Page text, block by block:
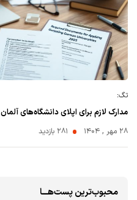
تگ:
مدارک لازم برای اپلای دانشگاه‌های آلمان ۲۰۲۵
۲۸ مهر , ۱۴۰۴ 281 بازدید
محبوب‌ترین پست‌هـــا